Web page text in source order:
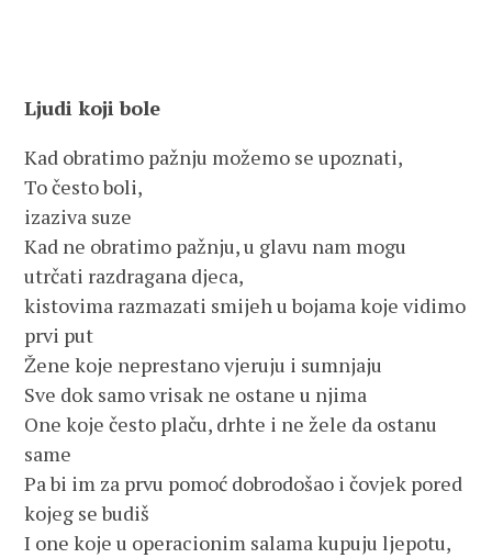
Ljudi koji bole
Kad obratimo pažnju možemo se upoznati,
To često boli,
izaziva suze
Kad ne obratimo pažnju, u glavu nam mogu
utrčati razdragana djeca,
kistovima razmazati smijeh u bojama koje vidimo
prvi put
Žene koje neprestano vjeruju i sumnjaju
Sve dok samo vrisak ne ostane u njima
One koje često plaču, drhte i ne žele da ostanu
same
Pa bi im za prvu pomoć dobrodošao i čovjek pored
kojeg se budiš
I one koje u operacionim salama kupuju ljepotu,